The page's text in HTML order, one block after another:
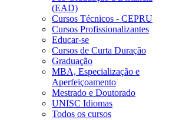
(EAD)
Cursos Técnicos - CEPRU
Cursos Profissionalizantes
Educar-se
Cursos de Curta Duração
Graduação
MBA, Especialização e
Aperfeiçoamento
Mestrado e Doutorado
UNISC Idiomas
Todos os cursos